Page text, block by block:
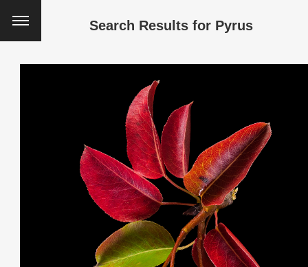
Search Results for Pyrus